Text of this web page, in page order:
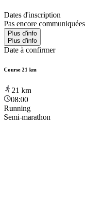
Dates d'inscription
Pas encore communiquées
Plus d'info
Plus d'info
Date à confirmer
Course 21 km
21 km
08:00
Running
Semi-marathon